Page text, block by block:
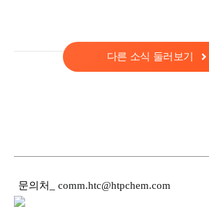
다른 소식 둘러보기
문의처 comm.htc@htpchem.com